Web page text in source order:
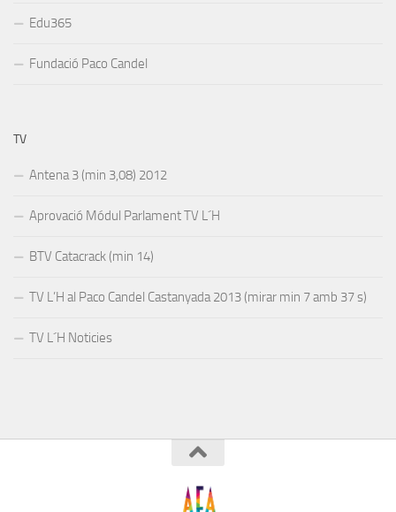
Edu365
Fundació Paco Candel
TV
Antena 3 (min 3,08) 2012
Aprovació Módul Parlament TV L´H
BTV Catacrack (min 14)
TV L’H al Paco Candel Castanyada 2013 (mirar min 7 amb 37 s)
TV L´H Noticies